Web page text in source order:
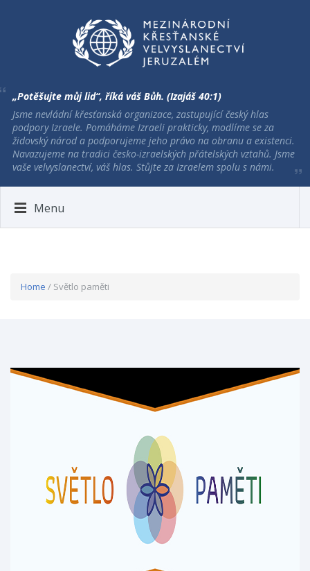
„Potěšujte můj lid“, říká váš Bůh. (Izajáš 40:1)
Jsme nevládní křesťanská organizace, zastupující český hlas
podpory Izraele. Pomáháme Izraeli prakticky, modlíme se za
židovský národ a podporujeme jeho právo na obranu a existenci.
Navazujeme na tradici česko-izraelských přátelských vztahů. Jsme
vaše velvyslanectví, váš hlas. Stůjte za Izraelem spolu s námi.
Menu
Home / Světlo paměti